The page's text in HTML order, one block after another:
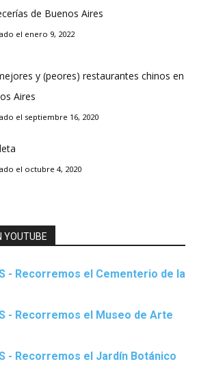
de Buenos Aires
el enero 9, 2022
y (peores) restaurantes chinos en
Aires
el septiembre 16, 2020
el octubre 4, 2020
YOUTUBE
- Recorremos el Cementerio de la
- Recorremos el Museo de Arte
- Recorremos el Jardín Botánico